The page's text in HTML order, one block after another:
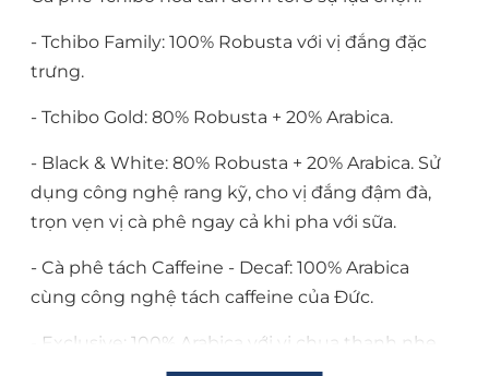
- Tchibo Family: 100% Robusta với vị đắng đặc
trưng.
- Tchibo Gold: 80% Robusta + 20% Arabica.
- Black & White: 80% Robusta + 20% Arabica. Sử
dụng công nghệ rang kỹ, cho vị đắng đậm đà,
trọn vẹn vị cà phê ngay cả khi pha với sữa.
- Cà phê tách Caffeine - Decaf: 100% Arabica
cùng công nghệ tách caffeine của Đức.
- Exclusive: 100% Arabica với vị chua thanh nhẹ